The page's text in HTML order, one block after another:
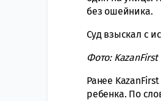
без ошейника.
Суд взыскал с
Фото: KazanFirst
Ранее KazanFirst
ребенка. По